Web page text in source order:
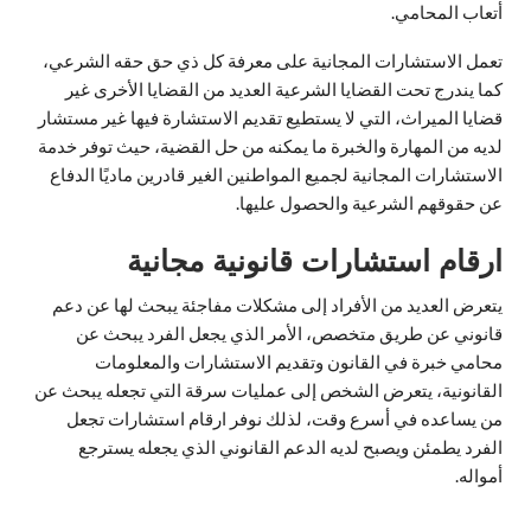
أتعاب المحامي.
تعمل الاستشارات المجانية على معرفة كل ذي حق حقه الشرعي،
كما يندرج تحت القضايا الشرعية العديد من القضايا الأخرى غير
قضايا الميراث، التي لا يستطيع تقديم الاستشارة فيها غير مستشار
لديه من المهارة والخبرة ما يمكنه من حل القضية، حيث توفر خدمة
الاستشارات المجانية لجميع المواطنين الغير قادرين ماديًا الدفاع
عن حقوقهم الشرعية والحصول عليها.
ارقام استشارات قانونية مجانية
يتعرض العديد من الأفراد إلى مشكلات مفاجئة يبحث لها عن دعم
قانوني عن طريق متخصص، الأمر الذي يجعل الفرد يبحث عن
محامي خبرة في القانون وتقديم الاستشارات والمعلومات
القانونية، يتعرض الشخص إلى عمليات سرقة التي تجعله يبحث عن
من يساعده في أسرع وقت، لذلك نوفر ارقام استشارات تجعل
الفرد يطمئن ويصبح لديه الدعم القانوني الذي يجعله يسترجع
أمواله.